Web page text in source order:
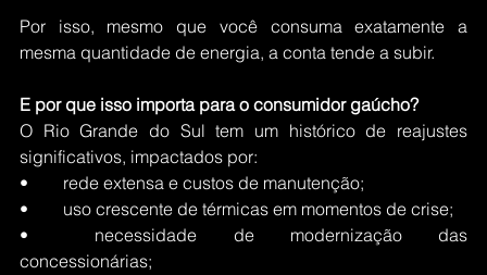
Por isso, mesmo que você consuma exatamente a
mesma quantidade de energia, a conta tende a subir.
E por que isso importa para o consumidor gaúcho?
O Rio Grande do Sul tem um histórico de reajustes
significativos, impactados por:
•	rede extensa e custos de manutenção;
•	uso crescente de térmicas em momentos de crise;
•	necessidade de modernização das
concessionárias;